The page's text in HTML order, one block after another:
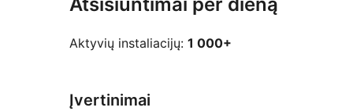
Aktyvių instaliacijų: 1 000+
Įvertinimai